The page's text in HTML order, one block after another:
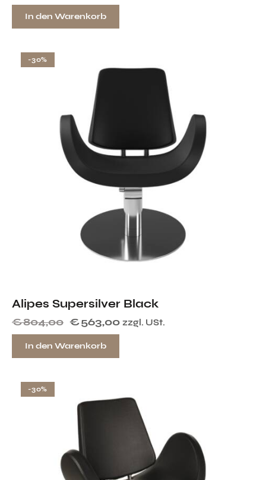
In den Warenkorb
-30%
Alipes Supersilver Black
€804,00 €563,00 zzgl. USt.
In den Warenkorb
-30%